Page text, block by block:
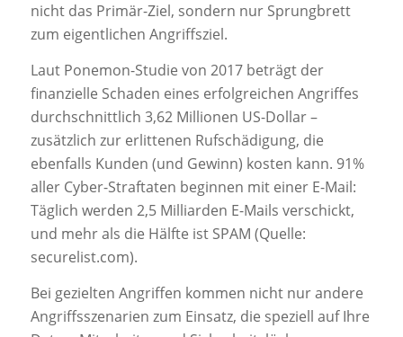
nicht das Primär-Ziel, sondern nur Sprungbrett
zum eigentlichen Angriffsziel.
Laut Ponemon-Studie von 2017 beträgt der
finanzielle Schaden eines erfolgreichen Angriffes
durchschnittlich 3,62 Millionen US-Dollar –
zusätzlich zur erlittenen Rufschädigung, die
ebenfalls Kunden (und Gewinn) kosten kann. 91%
aller Cyber-Straftaten beginnen mit einer E-Mail:
Täglich werden 2,5 Milliarden E-Mails verschickt,
und mehr als die Hälfte ist SPAM (Quelle:
securelist.com).
Bei gezielten Angriffen kommen nicht nur andere
Angriffsszenarien zum Einsatz, die speziell auf Ihre